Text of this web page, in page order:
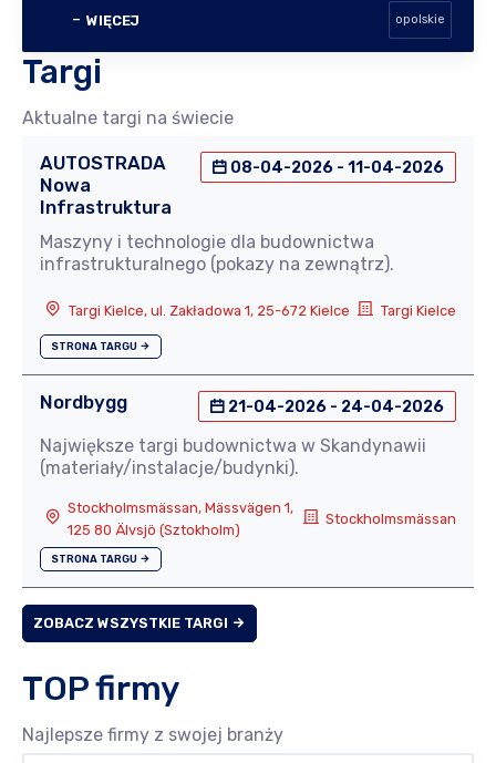
WIĘCEJ opolskie
Targi
Aktualne targi na świecie
AUTOSTRADA
Nowa
Infrastruktura
08-04-2026 - 11-04-2026
Maszyny i technologie dla budownictwa
infrastrukturalnego (pokazy na zewnątrz).
Targi Kielce, ul. Zakładowa 1, 25-672 Kielce Targi Kielce
STRONA TARGU
Nordbygg 21-04-2026 - 24-04-2026
Największe targi budownictwa w Skandynawii
(materiały/instalacje/budynki).
Stockholmsmässan, Mässvägen 1,
125 80 Älvsjö (Sztokholm)
Stockholmsmässan
STRONA TARGU
ZOBACZ WSZYSTKIE TARGI
TOP firmy
Najlepsze firmy z swojej branży